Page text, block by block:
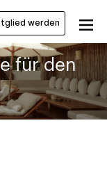
werden
für den